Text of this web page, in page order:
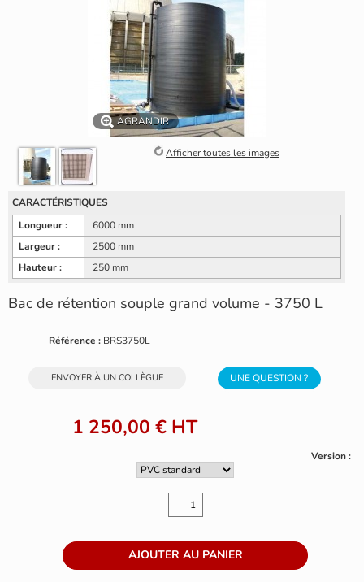
AGRANDIR
Afficher toutes les images
CARACTÉRISTIQUES
Longueur :
6000 mm
Largeur :
2500 mm
Hauteur :
250 mm
Bac de rétention souple grand volume - 3750 L
Référence : BRS3750L
UNE QUESTION ?
ENVOYER À UN COLLÈGUE
1 250,00 € HT
Version :